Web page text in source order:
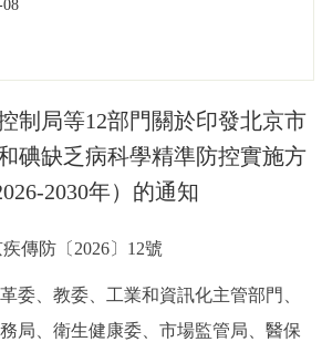
法人服務 部門服務
利企服務
08
制局等12部門關於印發北京市
碘缺乏病科學精準防控實施方
2030年）的通知
傳防〔2026〕12號
委、教委、工業和資訊化主管部門、
局、衛生健康委、市場監管局、醫保